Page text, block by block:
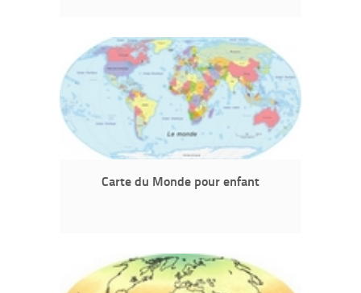
Carte du Monde pour enfant